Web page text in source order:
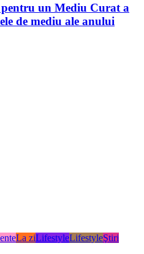
un Mediu Curat a
de mediu ale anului
La ziLifestyleLifestyleŞtiri